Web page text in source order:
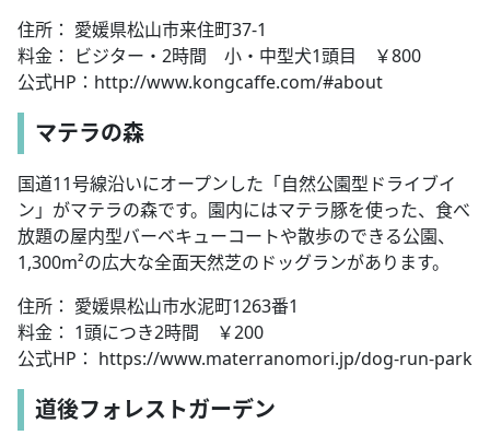
住所： 愛媛県松山市来住町37-1
料金： ビジター・2時間 小・中型犬1頭目 ￥800
公式HP：http://www.kongcaffe.com/#about
マテラの森
国道11号線沿いにオープンした「自然公園型ドライブイ
ン」がマテラの森です。園内にはマテラ豚を使った、食べ
放題の屋内型バーベキューコートや散歩のできる公園、
1,300m²の広大な全面天然芝のドッグランがあります。
住所： 愛媛県松山市水泥町1263番1
料金： 1頭につき2時間 ￥200
公式HP： https://www.materranomori.jp/dog-run-park
道後フォレストガーデン